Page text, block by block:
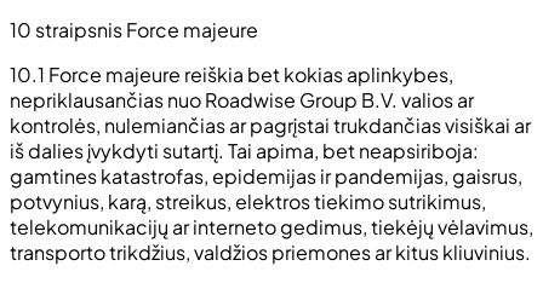
10 straipsnis Force majeure
10.1 Force majeure reiškia bet kokias aplinkybes,
nepriklausančias nuo Roadwise Group B.V. valios ar
kontrolės, nulemiančias ar pagrįstai trukdančias visiškai ar
iš dalies įvykdyti sutartį. Tai apima, bet neapsiriboja:
gamtines katastrofas, epidemijas ir pandemijas, gaisrus,
potvynius, karą, streikus, elektros tiekimo sutrikimus,
telekomunikacijų ar interneto gedimus, tiekėjų vėlavimus,
transporto trikdžius, valdžios priemones ar kitus kliuvinius.